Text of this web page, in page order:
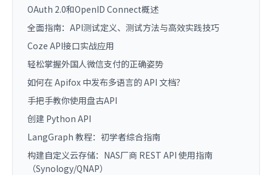
OAuth 2.0和OpenID Connect概述
全面指南：API测试定义、测试方法与高效实践技巧
Coze API接口实战应用
轻松掌握外国人微信支付的正确姿势
如何在 Apifox 中发布多语言的 API 文档？
手把手教你使用盘古API
创建 Python API
LangGraph 教程：初学者综合指南
构建自定义云存储：NAS厂商 REST API 使用指南
（Synology/QNAP）